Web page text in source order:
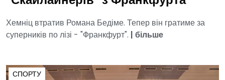
Хемніц втратив Романа Бедіме. Тепер він гратиме за
суперників по лізі - "Франкфурт". | більше
СПОРТУ